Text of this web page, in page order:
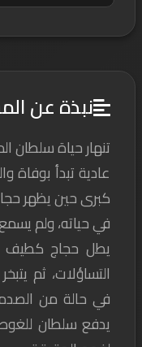
نبذة عن
تنهار حياة سلطان
عادية تبدأ بوفاة
كبرى حين يظهر
في حياته، ولم
يطل حجاج كطيف
التساؤلات، ثم
في حالة من
يدفع سلطان